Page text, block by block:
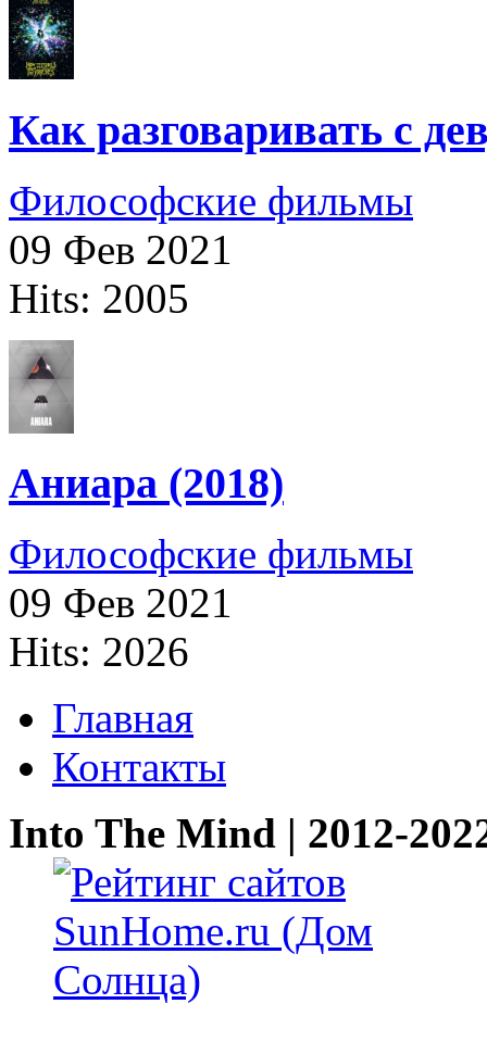
Как разговаривать с
Философские фильмы
09 Фев 2021
Hits: 2005
Аниара (2018)
Философские фильмы
09 Фев 2021
Hits: 2026
Главная
Контакты
Into The Mind | 2012-